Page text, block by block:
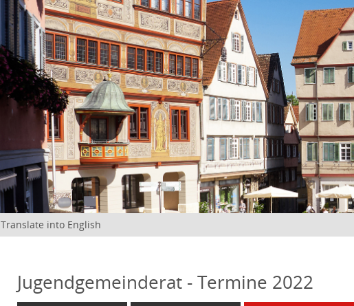
Translate into English
Jugendgemeinderat - Termine 2022